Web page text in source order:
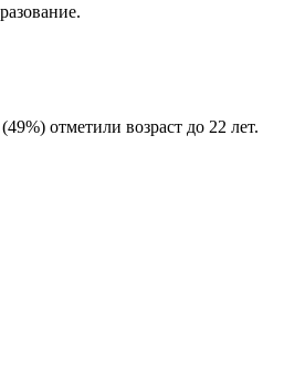
отметили возраст до 22 лет.